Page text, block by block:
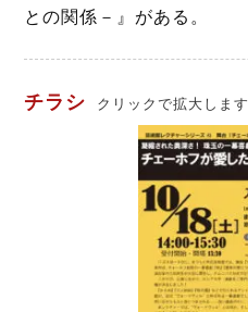
との関係－』がある。
チラシ クリックで拡大します